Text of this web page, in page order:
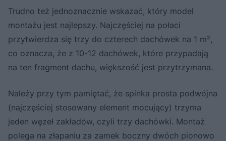
Trudno też jednoznacznie wskazać, który model
montażu jest najlepszy. Najczęściej na połaci
przytwierdza się trzy do czterech dachówek na 1 m²,
co oznacza, że z 10-12 dachówek, które przypadają
na ten fragment dachu, większość jest przytrzymana.
Należy przy tym pamiętać, że spinka prosta podwójna
(najczęściej stosowany element mocujący) trzyma
jeden węzeł zakładów, czyli trzy dachówki. Montaż
polega na złapaniu za zamek boczny dwóch pionowo